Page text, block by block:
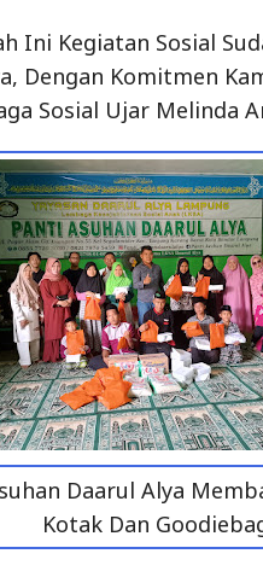
Ini Kegiatan Sosial
Dengan Komitmen
Sosial Ujar Melinda
Daarul Alya
Kotak Dan